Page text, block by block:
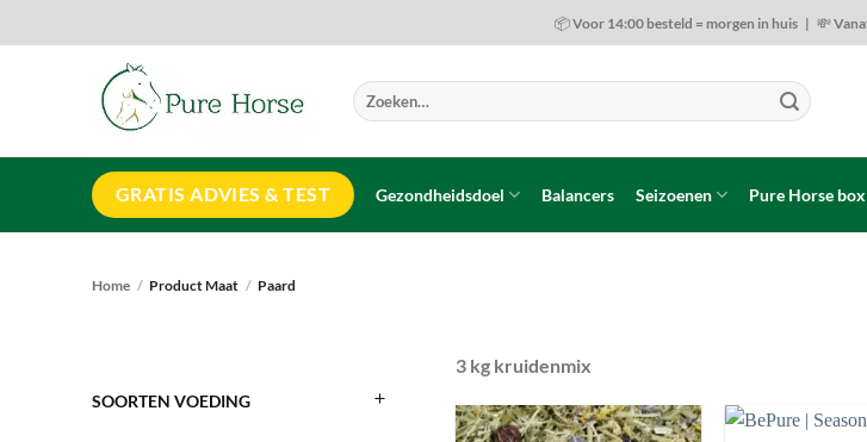
naar
📦 Voor 14:00 besteld = morgen in huis | 💸
Zoeken
naar:
GRATIS ADVIES & TEST Gezondheidsdoel Balancers Seizoenen Pure Horse box
Home / Product Maat / Paard
SOORTEN VOEDING
3 kg kruidenmix